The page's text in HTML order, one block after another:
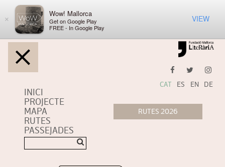
×
Wow! Mallorca
Get on Google Play
FREE - In Google Play
VIEW
INICI
PROJECTE
MAPA
RUTES
PASSEJADES
CAT ES EN DE